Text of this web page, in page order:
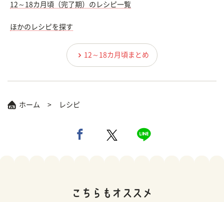
12～18カ月頃（完了期）のレシピ一覧
ほかのレシピを探す
12～18カ月頃まとめ
ホーム レシピ